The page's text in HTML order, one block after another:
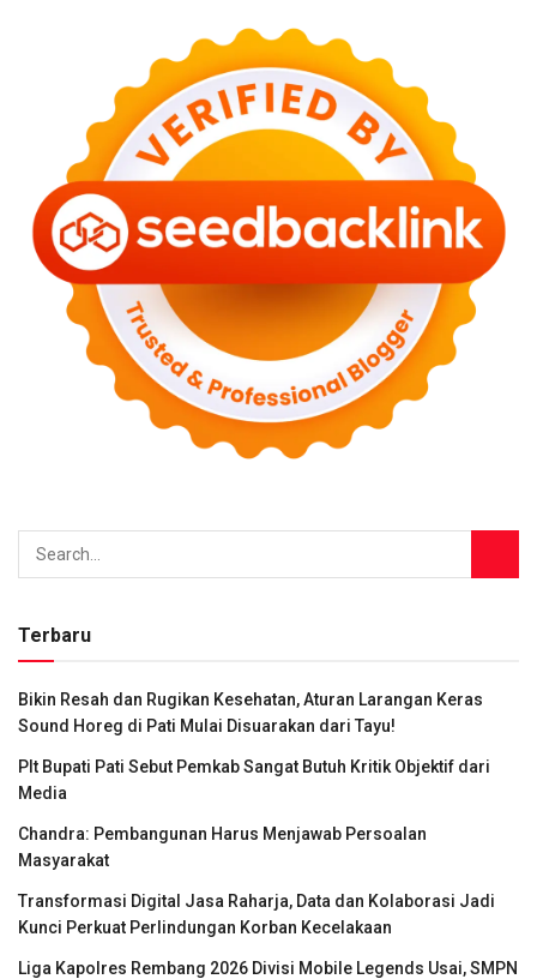
Terbaru
Bikin Resah dan Rugikan Kesehatan, Aturan Larangan Keras
Sound Horeg di Pati Mulai Disuarakan dari Tayu!
Plt Bupati Pati Sebut Pemkab Sangat Butuh Kritik Objektif dari
Media
Chandra: Pembangunan Harus Menjawab Persoalan
Masyarakat
Transformasi Digital Jasa Raharja, Data dan Kolaborasi Jadi
Kunci Perkuat Perlindungan Korban Kecelakaan
Liga Kapolres Rembang 2026 Divisi Mobile Legends Usai, SMPN